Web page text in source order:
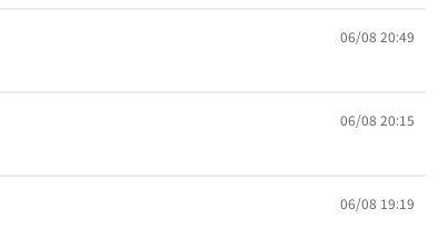
06/08 20:49
06/08 20:15
06/08 19:19